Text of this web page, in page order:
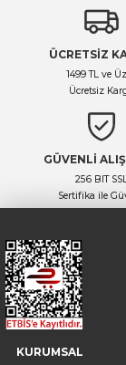
Ürün
ÜCRETSİZ
1499 TL ve
Ücretsiz
GÜVENLİ
256 BIT
Sertifika ile
KURUMSAL